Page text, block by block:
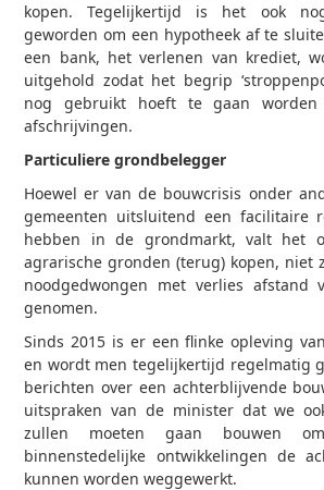
kopen. Tegelijkertijd is het ook
geworden om een hypotheek af te
een bank, het verlenen van krediet,
uitgehold zodat het begrip
nog gebruikt hoeft te gaan worden
afschrijvingen.
Particuliere grondbelegger
Hoewel er van de bouwcrisis onder
gemeenten uitsluitend een facilitaire
hebben in de grondmarkt, valt het
agrarische gronden (terug) kopen, niet
noodgedwongen met verlies afstand
genomen.
Sinds 2015 is er een flinke opleving
en wordt men tegelijkertijd regelmatig
berichten over een achterblijvende
uitspraken van de minister dat we
zullen moeten gaan bouwen
binnenstedelijke ontwikkelingen de
kunnen worden weggewerkt.